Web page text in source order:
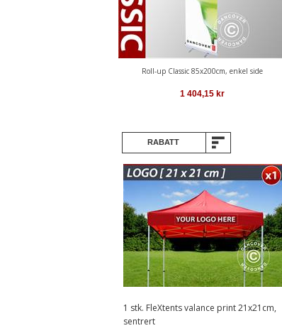
Roll-up Classic 85x200cm, enkel side
1 404,15kr
RABATT
1 stk. FleXtents valance print 21x21cm,
sentrert